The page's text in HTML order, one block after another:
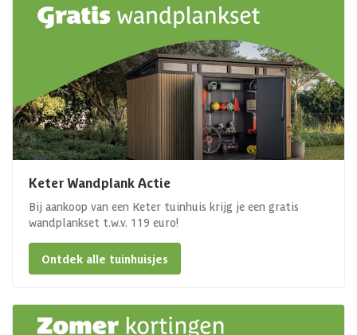
Keter Wandplank Actie
Bij aankoop van een Keter tuinhuis krijg je een gratis
wandplankset t.w.v. 119 euro!
Ontdek alle tuinhuisjes